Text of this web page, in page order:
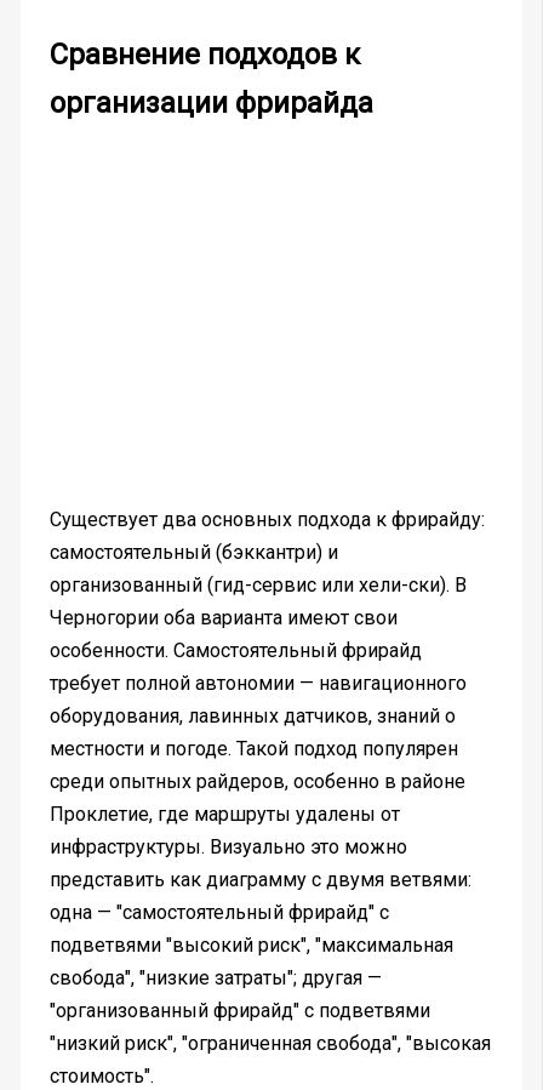
Сравнение подходов к
организации фрирайда
Существует два основных подхода к фрирайду:
самостоятельный (бэккантри) и
организованный (гид-сервис или хели-ски). В
Черногории оба варианта имеют свои
особенности. Самостоятельный фрирайд
требует полной автономии — навигационного
оборудования, лавинных датчиков, знаний о
местности и погоде. Такой подход популярен
среди опытных райдеров, особенно в районе
Проклетие, где маршруты удалены от
инфраструктуры. Визуально это можно
представить как диаграмму с двумя ветвями:
одна — "самостоятельный фрирайд" с
подветвями "высокий риск", "максимальная
свобода", "низкие затраты"; другая —
"организованный фрирайд" с подветвями
"низкий риск", "ограниченная свобода", "высокая
стоимость".